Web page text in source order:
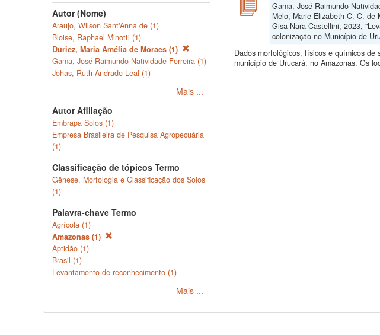
Autor (Nome)
Araujo, Wilson Sant'Anna de (1)
Bloise, Raphael Minotti (1)
Duriez, Maria Amélia de Moraes (1)
Gama, José Raimundo Natividade Ferreira (1)
Johas, Ruth Andrade Leal (1)
Mais ...
Autor Afiliação
Embrapa Solos (1)
Empresa Brasileira de Pesquisa Agropecuária
(1)
Classificação de tópicos Termo
Gênese, Morfologia e Classificação dos Solos
(1)
Palavra-chave Termo
Agrícola (1)
Amazonas (1)
Aptidão (1)
Brasil (1)
Levantamento de reconhecimento (1)
Mais ...
Gama, José Raimundo
Melo, Marie Elizabeth C. C. de
Gisa Nara Castellini, 2023,
colonização no Município de
Dados morfológicos, físicos e químicos de
município de Urucará, no Amazonas. Os